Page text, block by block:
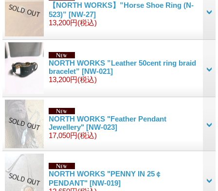
【NORTH WORKS】”Horse Shoe Ring (N-
523)” [NW-27]
13,200円(税込)
NORTH WORKS ”Leather 50cent ring braid
bracelet” [NW-021]
13,200円(税込)
NORTH WORKS "Feather Pendant
Jewellery" [NW-023]
17,050円(税込)
NORTH WORKS "PENNY IN 25￠
PENDANT" [NW-019]